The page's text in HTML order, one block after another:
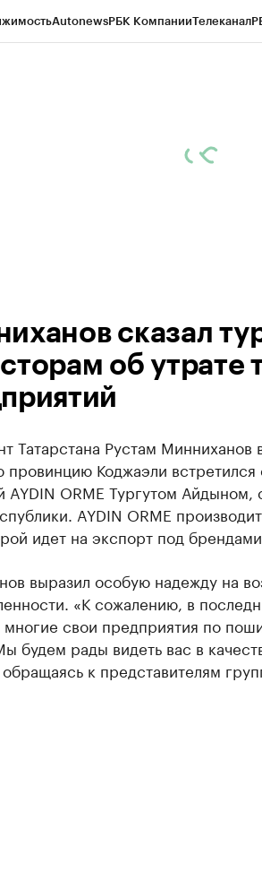
AutonewsРБК КомпанииТелеканал
сказал
об утрате
Татарстана Рустам Минниханов
провинцию Коджаэли
AYDIN ORME Тургутом
AYDIN ORME
идет на экспорт под
выразил особую надежду на
«К сожалению, в
многие свои предприятия по
будем рады видеть вас в
обращаясь к представителям